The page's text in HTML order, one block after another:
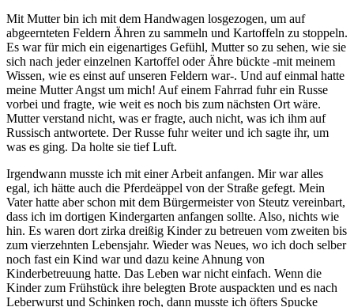
Mit Mutter bin ich mit dem Handwagen losgezogen, um auf
abgeernteten Feldern Ähren zu sammeln und Kartoffeln zu stoppeln.
Es war für mich ein eigenartiges Gefühl, Mutter so zu sehen, wie sie
sich nach jeder einzelnen Kartoffel oder Ähre bückte -mit meinem
Wissen, wie es einst auf unseren Feldern war-. Und auf einmal hatte
meine Mutter Angst um mich! Auf einem Fahrrad fuhr ein Russe
vorbei und fragte, wie weit es noch bis zum nächsten Ort wäre.
Mutter verstand nicht, was er fragte, auch nicht, was ich ihm auf
Russisch antwortete. Der Russe fuhr weiter und ich sagte ihr, um
was es ging. Da holte sie tief Luft.
Irgendwann musste ich mit einer Arbeit anfangen. Mir war alles
egal, ich hätte auch die Pferdeäppel von der Straße gefegt. Mein
Vater hatte aber schon mit dem Bürgermeister von Steutz vereinbart,
dass ich im dortigen Kindergarten anfangen sollte. Also, nichts wie
hin. Es waren dort zirka dreißig Kinder zu betreuen vom zweiten bis
zum vierzehnten Lebensjahr. Wieder was Neues, wo ich doch selber
noch fast ein Kind war und dazu keine Ahnung von
Kinderbetreuung hatte. Das Leben war nicht einfach. Wenn die
Kinder zum Frühstück ihre belegten Brote auspackten und es nach
Leberwurst und Schinken roch, dann musste ich öfters Spucke